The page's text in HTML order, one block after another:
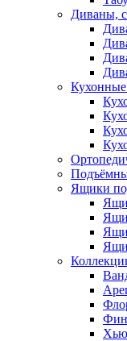
Диваны,
Кухонные
Ящики